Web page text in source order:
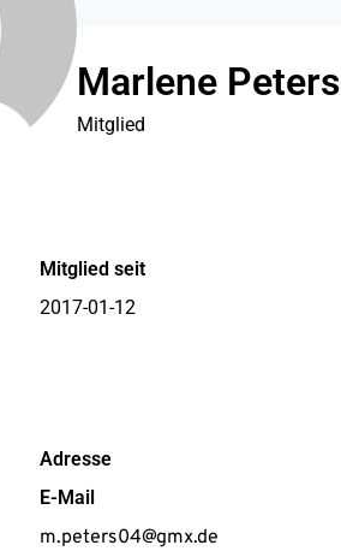
Marlene Peters
Mitglied
Mitglied seit
2017-01-12
Adresse
E-Mail
m.peters04@gmx.de